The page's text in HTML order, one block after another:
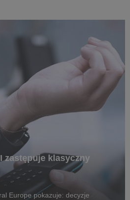
zastępuje klasyczny
Europe pokazuje: decyzje